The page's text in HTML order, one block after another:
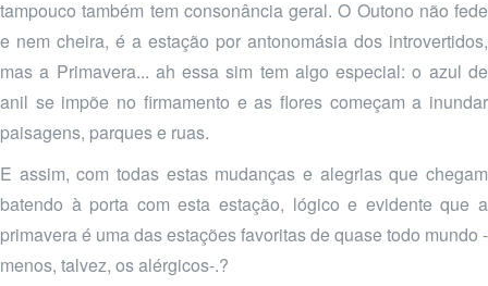
tampouco também tem consonância geral. O Outono não fede
e nem cheira, é a estação por antonomásia dos introvertidos,
mas a Primavera... ah essa sim tem algo especial: o azul de
anil se impõe no firmamento e as flores começam a inundar
paisagens, parques e ruas.
E assim, com todas estas mudanças e alegrias que chegam
batendo à porta com esta estação, lógico e evidente que a
primavera é uma das estações favoritas de quase todo mundo -
menos, talvez, os alérgicos-.?